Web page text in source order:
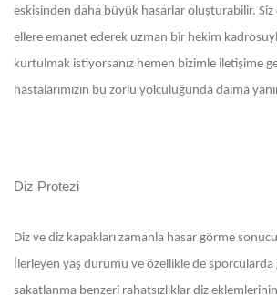
eskisinden daha büyük hasarlar oluşturabilir. Siz
ellere emanet ederek uzman bir hekim
kurtulmak istiyorsanız hemen bizimle iletişime
hastalarımızın bu zorlu yolculuğunda daima
Diz Protezi
Diz ve diz kapakları zamanla hasar görme
İlerleyen yaş durumu ve özellikle de sporcularda
sakatlanma benzeri rahatsızlıklar diz eklemlerinin